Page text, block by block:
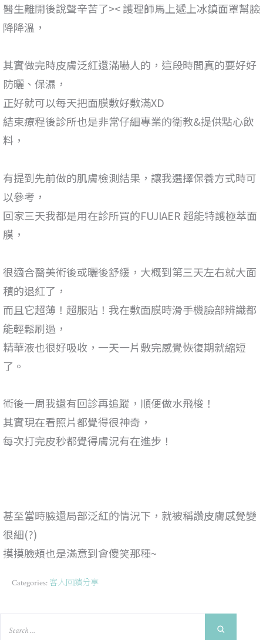
醫生離開後說聲辛苦了>< 護理師馬上遞上冰鎮面罩幫臉
降降溫，
其實做完時皮膚泛紅還滿嚇人的，這段時間真的要好好
防曬、保濕，
正好就可以每天把面膜敷好敷滿XD
結束療程後診所也是非常仔細專業的衛教&提供點心飲
料，
有提到先前做的肌膚檢測結果，讓我選擇保養方式時可
以參考，
回家三天我都是用在診所買的FUJIAER 超能特護極萃面
膜，
很適合醫美術後或曬後舒緩，大概到第三天左右就大面
積的退紅了，
而且它超薄！超服貼！我在敷面膜時滑手機臉部辨識都
能輕鬆刷過，
精華液也很好吸收，一天一片敷完感覺恢復期就縮短
了。
術後一周我還有回診再追蹤，順便做水飛梭！
其實現在看照片都覺得很神奇，
每次打完皮秒都覺得膚況有在進步！
甚至當時臉還局部泛紅的情況下，就被稱讚皮膚感覺變
很細(?)
摸摸臉頰也是滿意到會傻笑那種~
Categories: 客人回饋分享